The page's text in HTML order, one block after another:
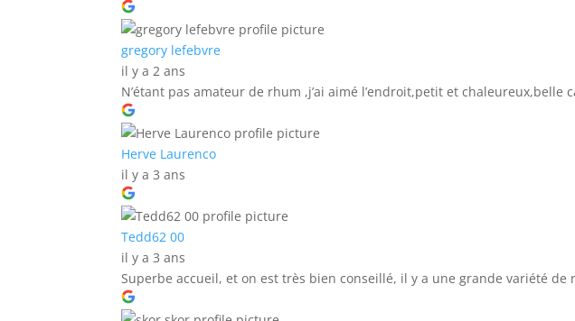
gregory lefebvre
il y a 2 ans
N’étant pas amateur de rhum ,j’ai aimé l’endroit,petit et
Herve Laurenco
il y a 3 ans
Tedd62 00
il y a 3 ans
Superbe accueil, et on est très bien conseillé, il y a une grande variété